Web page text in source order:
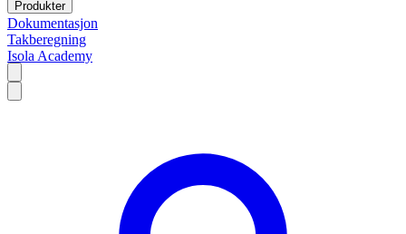
Produkter
Dokumentasjon
Takberegning
Isola Academy